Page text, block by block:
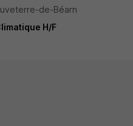
de-Béarn
H/F